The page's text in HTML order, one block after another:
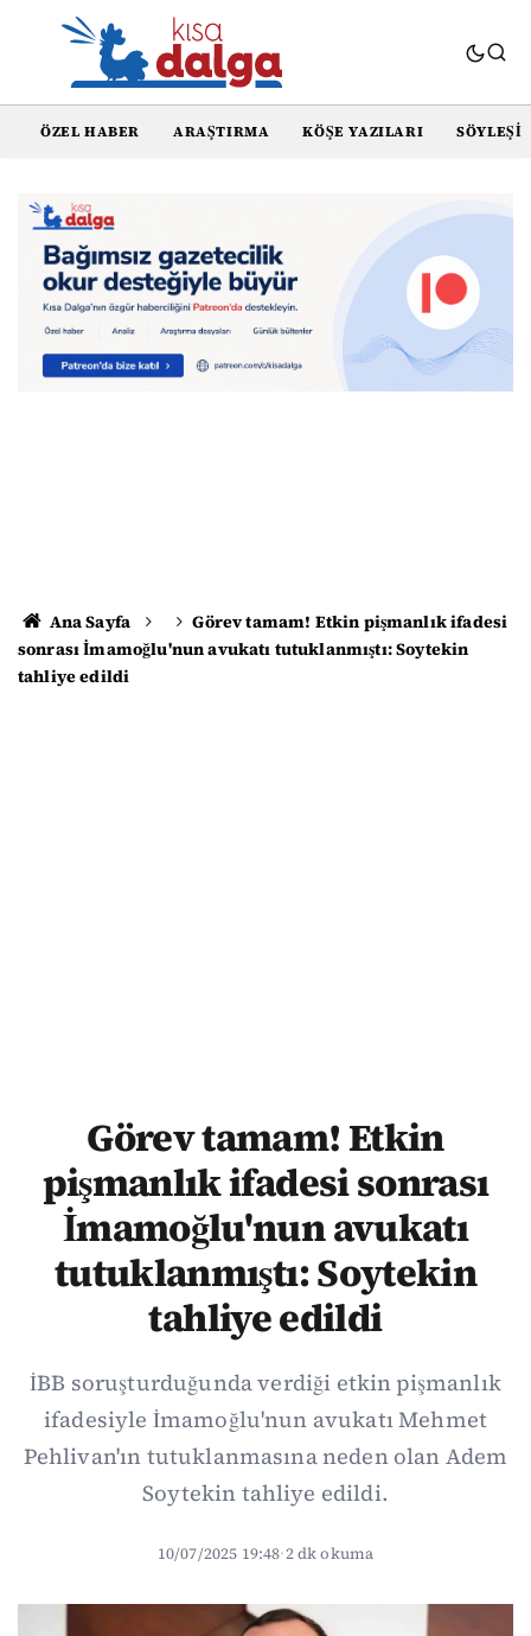
ÖZEL HABER ARAŞTIRMA KÖŞE YAZILARI SÖYLEŞI
Ana Sayfa
Görev tamam! Etkin pişmanlık ifadesi
sonrası İmamoğlu'nun avukatı tutuklanmıştı: Soytekin
tahliye edildi
Görev tamam! Etkin
pişmanlık ifadesi sonrası
İmamoğlu'nun avukatı
tutuklanmıştı: Soytekin
tahliye edildi
İBB soruşturduğunda verdiği etkin pişmanlık
ifadesiyle İmamoğlu'nun avukatı Mehmet
Pehlivan'ın tutuklanmasına neden olan Adem
Soytekin tahliye edildi.
10/07/2025 19:48·2 dk okuma